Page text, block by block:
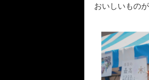
おいしいもの